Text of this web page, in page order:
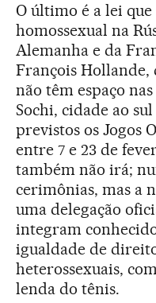
O último é a lei que
homossexual na
Alemanha e da
François Hollande,
não têm espaço
Sochi, cidade ao
previstos os Jogos
entre 7 e 23 de
também não irá;
cerimônias, mas a
uma delegação
integram
igualdade de
heterossexuais,
lenda do tênis.